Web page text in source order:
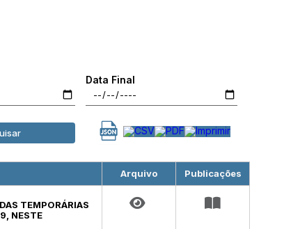
Data Final
Arquivo Publicações
TEMPORÁRIAS
NESTE